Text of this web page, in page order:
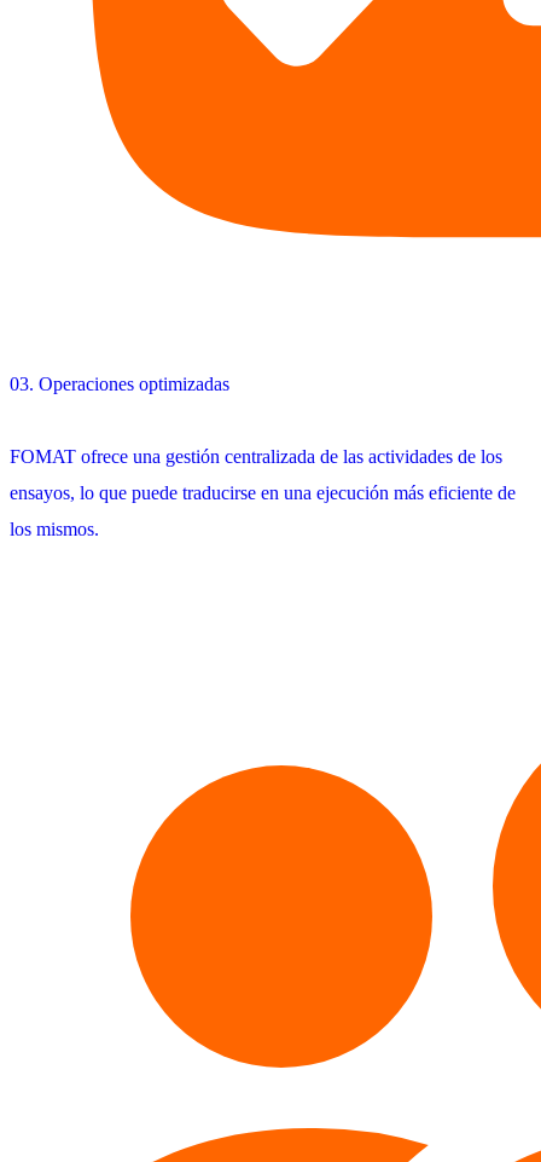
03. Operaciones optimizadas
FOMAT ofrece una gestión centralizada de las actividades de los
ensayos, lo que puede traducirse en una ejecución más eficiente de
los mismos.